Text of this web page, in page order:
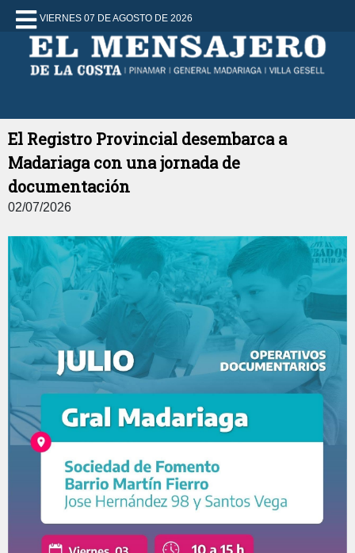
VIERNES 07 DE AGOSTO DE 2026
El Registro Provincial desembarca a
Madariaga con una jornada de
documentación
02/07/2026